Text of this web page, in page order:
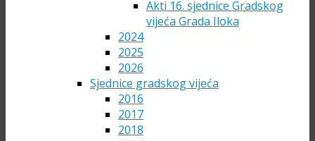
Akti 16. sjednice Gradskog
vijeća Grada Iloka
2024
2025
2026
Sjednice gradskog vijeća
2016
2017
2018